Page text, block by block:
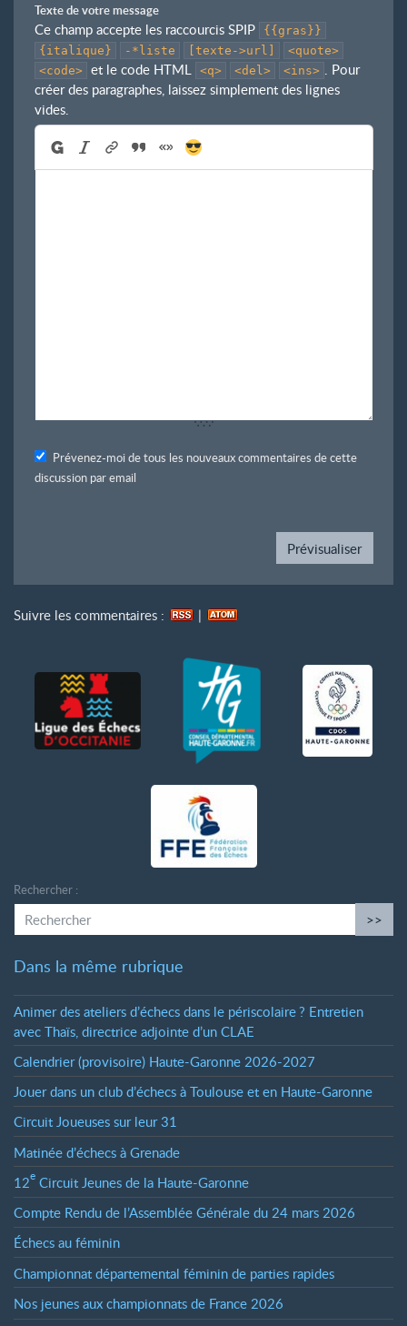
Texte de votre message
Ce champ accepte les raccourcis SPIP
{{gras}}
{italique}
-*liste [texte->url]
<quote>
<code>
et le code HTML <q> <del> <ins> . Pour
créer des paragraphes, laissez simplement des lignes
vides.
Prévenez-moi de tous les nouveaux commentaires de cette
discussion par email
Suivre les commentaires : |
Rechercher :
>>
Dans la même rubrique
Animer des ateliers d’échecs dans le périscolaire ? Entretien
avec Thaïs, directrice adjointe d’un CLAE
Calendrier (provisoire) Haute-Garonne 2026-2027
Jouer dans un club d’échecs à Toulouse et en Haute-Garonne
Circuit Joueuses sur leur 31
Matinée d’échecs à Grenade
12e Circuit Jeunes de la Haute-Garonne
Compte Rendu de l’Assemblée Générale du 24 mars 2026
Échecs au féminin
Championnat départemental féminin de parties rapides
Nos jeunes aux championnats de France 2026